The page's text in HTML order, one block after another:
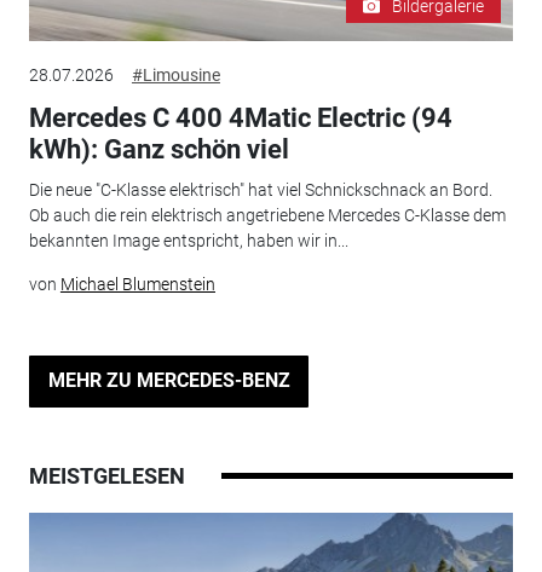
Bildergalerie
28.07.2026 #Limousine
Mercedes C 400 4Matic Electric (94
kWh): Ganz schön viel
Die neue "C-Klasse elektrisch" hat viel Schnickschnack an Bord.
Ob auch die rein elektrisch angetriebene Mercedes C-Klasse dem
bekannten Image entspricht, haben wir in...
von Michael Blumenstein
MEHR ZU MERCEDES-BENZ
MEISTGELESEN